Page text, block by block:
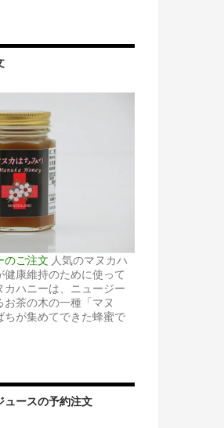
のご注文 人気のマヌカハ
康維持のために使って
カハニーは、ニュージー
茶の木の一種「マヌ
ちが集めてできた蜂蜜で
ュースの予約注文